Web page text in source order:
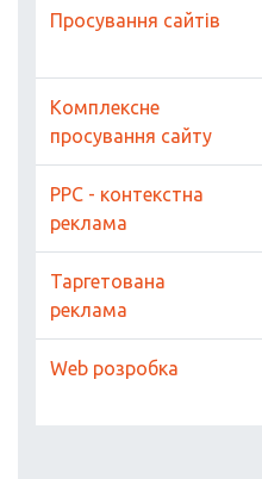
Просування сайтів
Комплексне
просування сайту
PPC - контекстна
реклама
Таргетована
реклама
Web розробка